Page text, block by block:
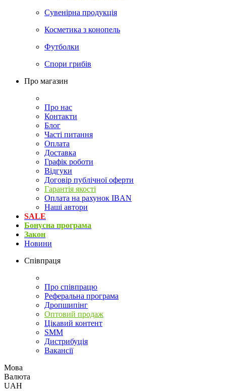
Сувенірна продукція
Косметика з конопель
Футболки
Спори грибів
Про магазин
Про нас
Контакти
Блог
Часті питання
Оплата
Доставка
Графік роботи
Відгуки
Договір публічної оферти
Гарантія якості
Оплата на рахунок IBAN
Наші автори
SALE
Бонусна програма
Закон
Новини
Співпраця
Про співпрацю
Реферальна програма
Дропшипінг
Оптовий продаж
Цікавий контент
SMM
Дистрибуція
Вакансії
Мова
Валюта
UAH